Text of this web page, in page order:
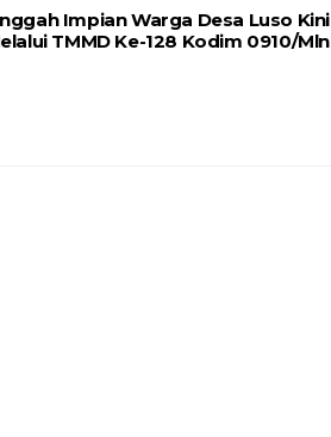
Impian Warga Desa Luso Kini
TMMD Ke-128 Kodim 0910/Mln